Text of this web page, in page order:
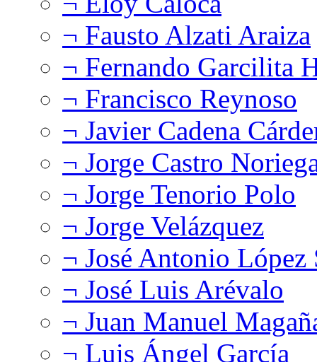
¬ Fausto Alzati Araiza
¬ Fernando Garcilita
¬ Francisco Reynoso
¬ Javier Cadena
¬ Jorge Castro
¬ Jorge Tenorio Polo
¬ Jorge Velázquez
¬ José Antonio López
¬ José Luis Arévalo
¬ Juan Manuel
¬ Luis Ángel García